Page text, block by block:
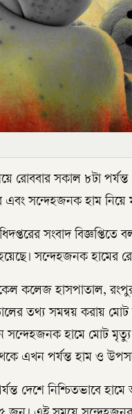
রোববার সকাল ৮টা
এবং সন্দেহজনক হাম নিয়ে
সংবাদ
সন্দেহজনক হামের
কলেজ হাসপাতাল,
তথ্য সমন্বয় করায়
সন্দেহজনক হামে মোট
এখন পর্যন্ত হাম ও
দেশে নিশ্চিতভাবে